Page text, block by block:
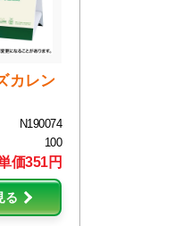
カレン
N190074
100
価351円
る